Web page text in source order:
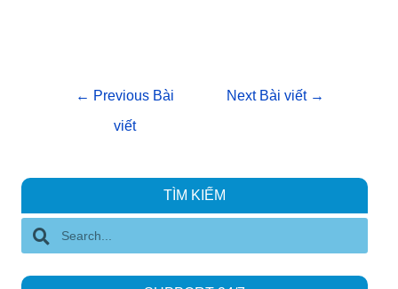
← Previous Bài
viết
Next Bài viết →
TÌM KIẾM